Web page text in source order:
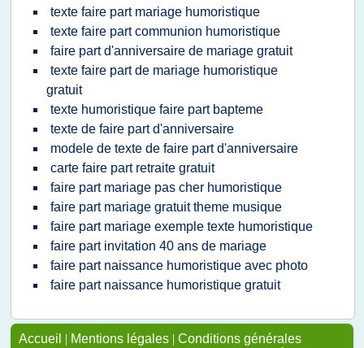
texte faire part mariage humoristique
texte faire part communion humoristique
faire part d'anniversaire de mariage gratuit
texte faire part de mariage humoristique
gratuit
texte humoristique faire part bapteme
texte de faire part d'anniversaire
modele de texte de faire part d'anniversaire
carte faire part retraite gratuit
faire part mariage pas cher humoristique
faire part mariage gratuit theme musique
faire part mariage exemple texte humoristique
faire part invitation 40 ans de mariage
faire part naissance humoristique avec photo
faire part naissance humoristique gratuit
Accueil | Mentions légales | Conditions générales